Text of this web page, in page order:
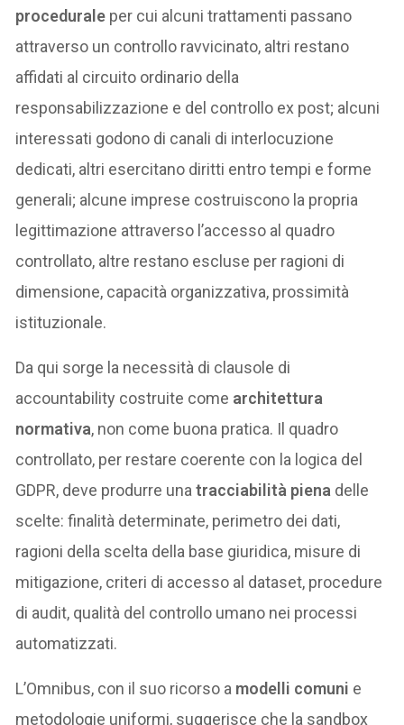
procedurale per cui alcuni trattamenti passano
attraverso un controllo ravvicinato, altri restano
affidati al circuito ordinario della
responsabilizzazione e del controllo ex post; alcuni
interessati godono di canali di interlocuzione
dedicati, altri esercitano diritti entro tempi e forme
generali; alcune imprese costruiscono la propria
legittimazione attraverso l’accesso al quadro
controllato, altre restano escluse per ragioni di
dimensione, capacità organizzativa, prossimità
istituzionale.
Da qui sorge la necessità di clausole di
accountability costruite come architettura
normativa, non come buona pratica. Il quadro
controllato, per restare coerente con la logica del
GDPR, deve produrre unatracciabilità piena delle
scelte: finalità determinate, perimetro dei dati,
ragioni della scelta della base giuridica, misure di
mitigazione, criteri di accesso al dataset, procedure
di audit, qualità del controllo umano nei processi
automatizzati.
L’Omnibus, con il suo ricorso a modelli comuni e
metodologie uniformi, suggerisce che la sandbox